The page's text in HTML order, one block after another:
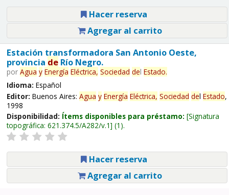
Hacer reserva
Agregar al carrito
Estación transformadora San Antonio Oeste,
provincia deRío Negro.
por Agua y Energía Eléctrica, Sociedad del Estado.
Idioma: Español
Editor: Buenos Aires: Agua y Energía Eléctrica, Sociedad del Estado,
1998
Disponibilidad: Ítems disponibles para préstamo: Signatura
topográfica: 621.374.5/A282/v.1 (1).
Hacer reserva
Agregar al carrito